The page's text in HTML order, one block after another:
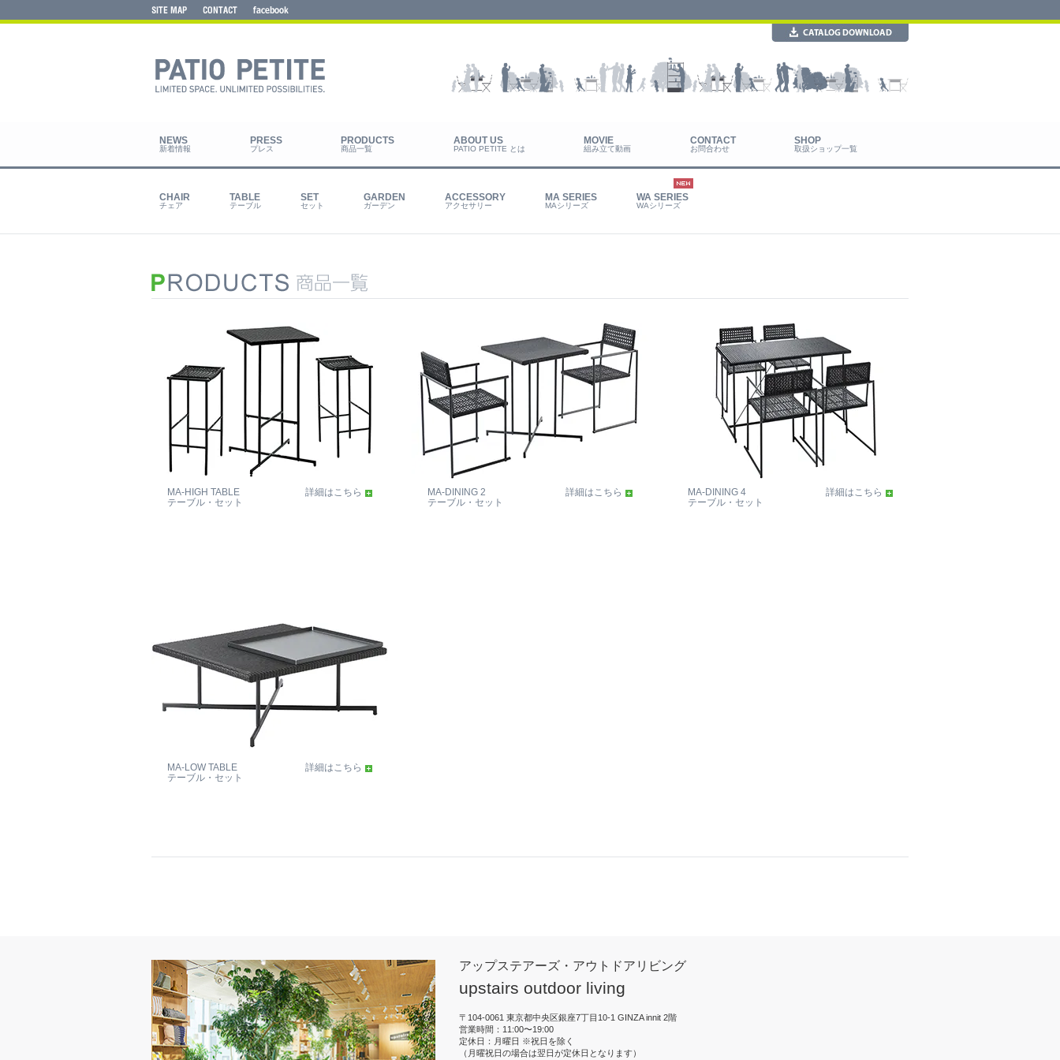
新着情報 プレス 商品一覧 PATIO PETITE とは 組み立て動画 お問合わせ 取扱ショップ一覧
チェア テーブル セット ガーデン アクセサリー MAシリーズ WAシリーズ
MA-HIGH TABLE
テーブル・セット
詳細はこちら
MA-DINING 2
テーブル・セット
詳細はこちら
MA-DINING 4
テーブル・セット
詳細はこちら
MA-LOW TABLE
テーブル・セット
詳細はこちら
アップステアーズ・アウトドアリビング
upstairs outdoor living
〒104-0061 東京都中央区銀座7丁目10-1 GINZA innit 2階
営業時間：11:00〜19:00
定休日：月曜日 ※祝日を除く
（月曜祝日の場合は翌日が定休日となります）